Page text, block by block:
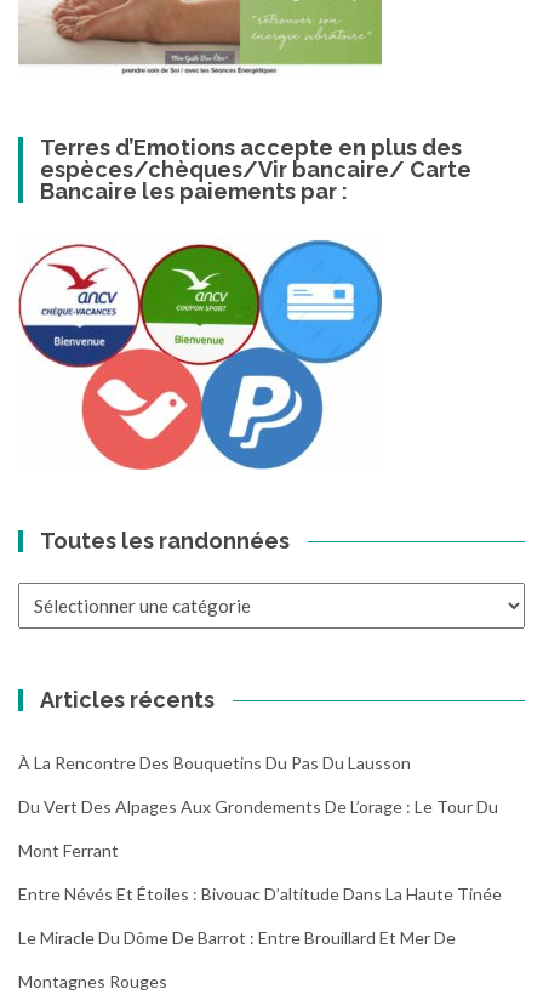
Terres d’Emotions accepte en plus des
espèces/chèques/Vir bancaire/ Carte
Bancaire les paiements par :
Toutes les randonnées
Articles récents
À La Rencontre Des Bouquetins Du Pas Du Lausson
Du Vert Des Alpages Aux Grondements De L’orage : Le Tour Du
Mont Ferrant
Entre Névés Et Étoiles : Bivouac D’altitude Dans La Haute Tinée
Le Miracle Du Dôme De Barrot : Entre Brouillard Et Mer De
Montagnes Rouges